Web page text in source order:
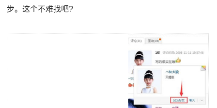
步。这个不难找吧?